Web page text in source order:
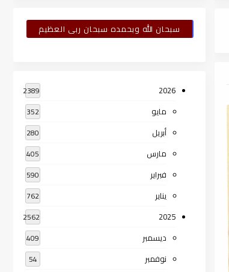
سبحان الله وبحمده سبحان ربى العظيم
2026
2389
مايو 352
أبريل 280
مارس 405
فبراير 590
يناير 762
2025
2562
ديسمبر 409
نوفمبر 54